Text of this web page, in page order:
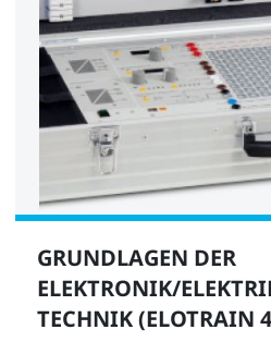
GRUNDLAGEN DER
ELEKTRONIK/
TECHNIK (ELOTRAIN